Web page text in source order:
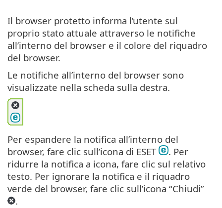
Il browser protetto informa l’utente sul
proprio stato attuale attraverso le notifiche
all’interno del browser e il colore del riquadro
del browser.
Le notifiche all’interno del browser sono
visualizzate nella scheda sulla destra.
Per espandere la notifica all’interno del
browser, fare clic sull’icona di ESET
. Per
ridurre la notifica a icona, fare clic sul relativo
testo. Per ignorare la notifica e il riquadro
verde del browser, fare clic sull’icona “Chiudi”
.